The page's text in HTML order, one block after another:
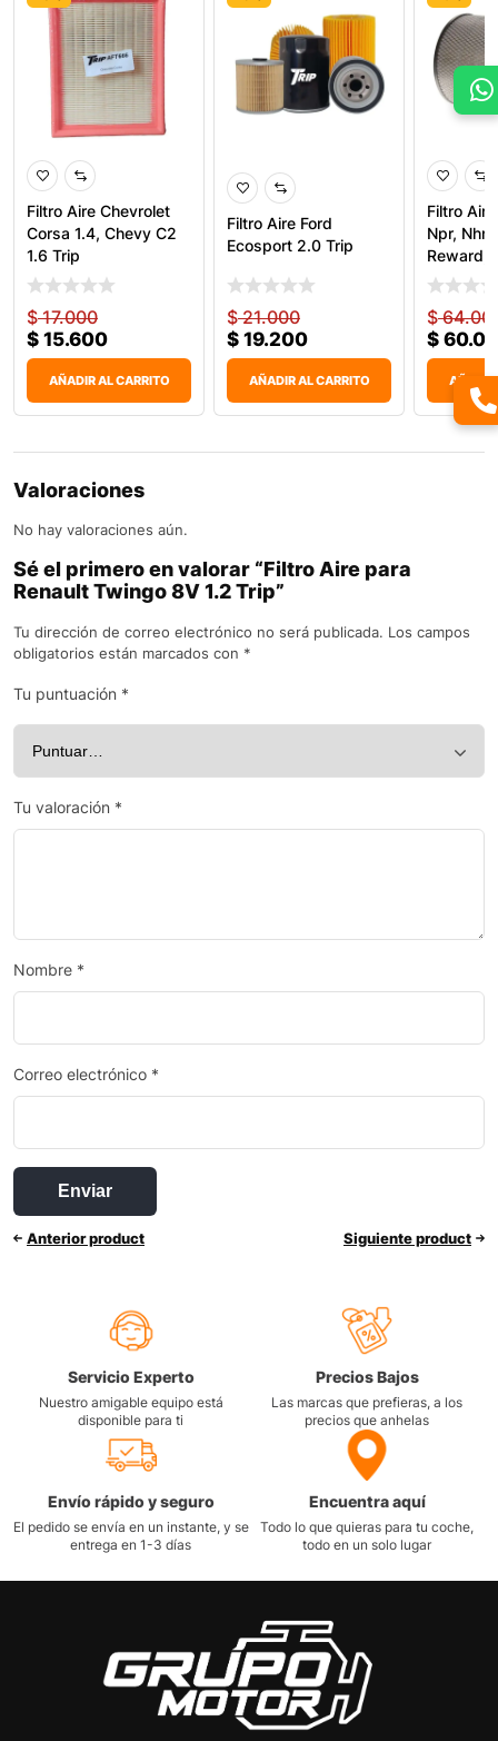
Filtro Aire Chevrolet
Corsa 1.4, Chevy C2
1.6 Trip
$17.000
$ 15.600
AÑADIR AL CARRITO
Filtro Aire Ford
Ecosport 2.0 Trip
$21.000
$ 19.200
AÑADIR AL CARRITO
Filtro
Npr, Nhr,
Reward,
$
$
AÑADIR
Valoraciones
No hay valoraciones aún.
Sé el primero en valorar “Filtro Aire para
Renault Twingo 8V 1.2 Trip”
Tu dirección de correo electrónico no será publicada. Los campos
obligatorios están marcados con *
Tu puntuación *
Tu valoración *
Nombre *
Correo electrónico *
Anterior product Siguiente product
Servicio Experto
Nuestro amigable equipo está
disponible para ti
Precios Bajos
Las marcas que prefieras, a los
precios que anhelas
Envío rápido y seguro
El pedido se envía en un instante, y se
entrega en 1-3 días
Encuentra aquí
Todo lo que quieras para tu coche,
todo en un solo lugar